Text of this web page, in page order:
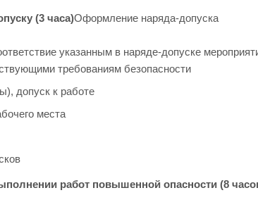
(3 часа)Оформление наряда-допуска
указанным в наряде-допуске
требованиям безопасности
допуск к работе
места
работ повышенной опасности (8